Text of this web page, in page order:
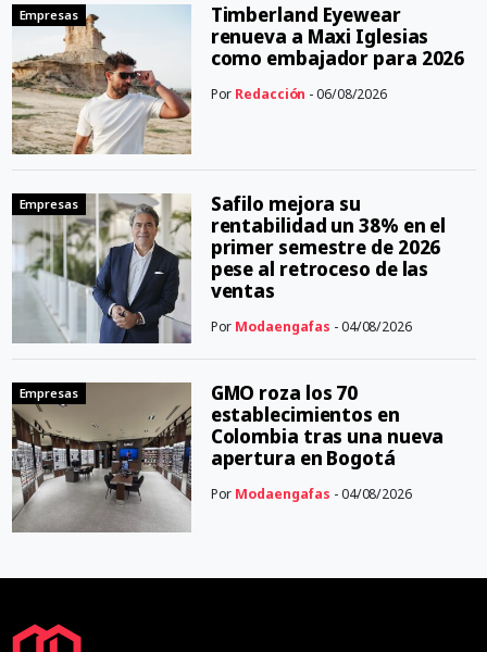
Empresas
Timberland Eyewear
renueva a Maxi Iglesias
como embajador para 2026
Por Redacción - 06/08/2026
Empresas
Safilo mejora su
rentabilidad un 38% en el
primer semestre de 2026
pese al retroceso de las
ventas
Por Modaengafas - 04/08/2026
Empresas
GMO roza los 70
establecimientos en
Colombia tras una nueva
apertura en Bogotá
Por Modaengafas - 04/08/2026